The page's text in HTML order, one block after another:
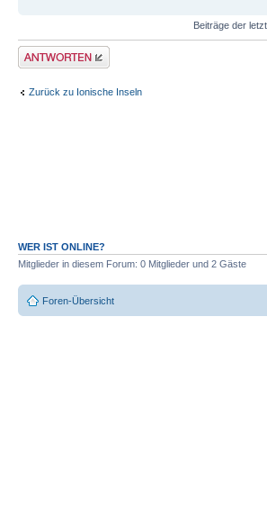
Beiträge der
Antwort erstellen
Zurück zu Ionische Inseln
WER IST ONLINE?
Mitglieder in diesem Forum: 0 Mitglieder und 2 Gäste
Foren-Übersicht